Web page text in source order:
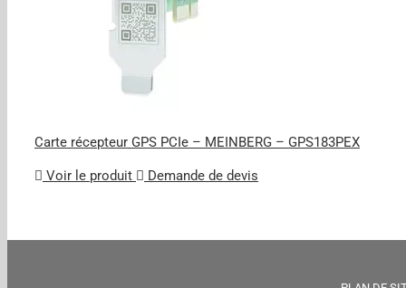
Carte récepteur GPS PCIe – MEINBERG – GPS183PEX
Voir le produit Demande de devis